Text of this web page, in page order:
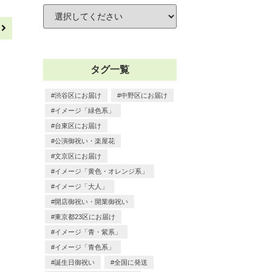
タグ一覧
渋谷区にお届け 中野区にお届け
イメージ「緑色系」
台東区にお届け
公演御祝い・楽屋花
文京区にお届け
イメージ「黄色・オレンジ系」
イメージ「大人」
開店御祝い・開業御祝い
東京都23区にお届け
イメージ「青・紫系」
イメージ「青色系」
誕生日御祝い 全国に発送